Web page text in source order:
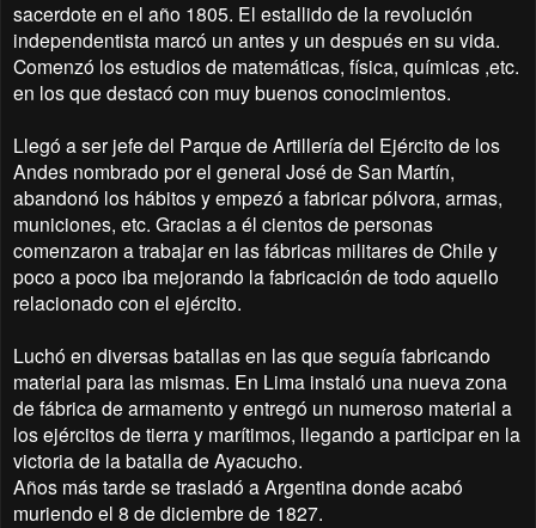
sacerdote en el año 1805. El estallido de la revolución
independentista marcó un antes y un después en su vida.
Comenzó los estudios de matemáticas, física, químicas ,etc.
en los que destacó con muy buenos conocimientos.
Llegó a ser jefe del Parque de Artillería del Ejército de los
Andes nombrado por el general José de San Martín,
abandonó los hábitos y empezó a fabricar pólvora, armas,
municiones, etc. Gracias a él cientos de personas
comenzaron a trabajar en las fábricas militares de Chile y
poco a poco iba mejorando la fabricación de todo aquello
relacionado con el ejército.
Luchó en diversas batallas en las que seguía fabricando
material para las mismas. En Lima instaló una nueva zona
de fábrica de armamento y entregó un numeroso material a
los ejércitos de tierra y marítimos, llegando a participar en la
victoria de la batalla de Ayacucho.
Años más tarde se trasladó a Argentina donde acabó
muriendo el 8 de diciembre de 1827.